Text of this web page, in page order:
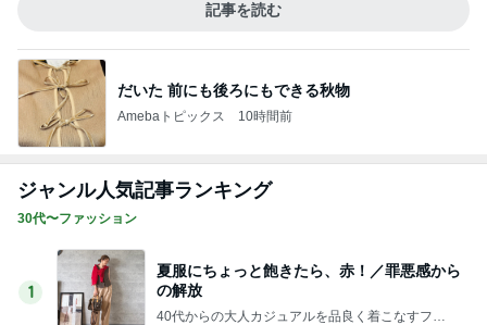
記事を読む
だいた 前にも後ろにもできる秋物
Amebaトピックス 10時間前
ジャンル人気記事ランキング
30代〜ファッション
1
夏服にちょっと飽きたら、赤！／罪悪感から
の解放
40代からの大人カジュアルを品良く着こなすファ